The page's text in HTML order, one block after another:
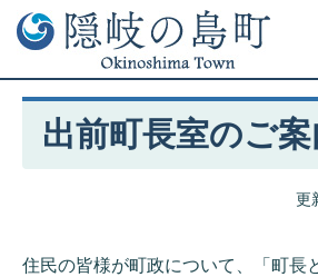
出前町長室のご案
更
住民の皆様が町政について、「町長